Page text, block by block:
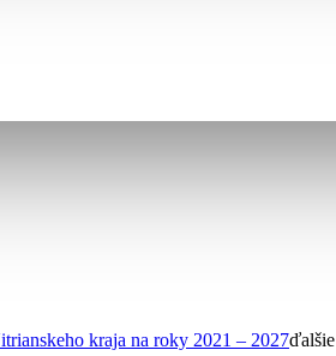
kraja na roky 2021 – 2027ďalšie